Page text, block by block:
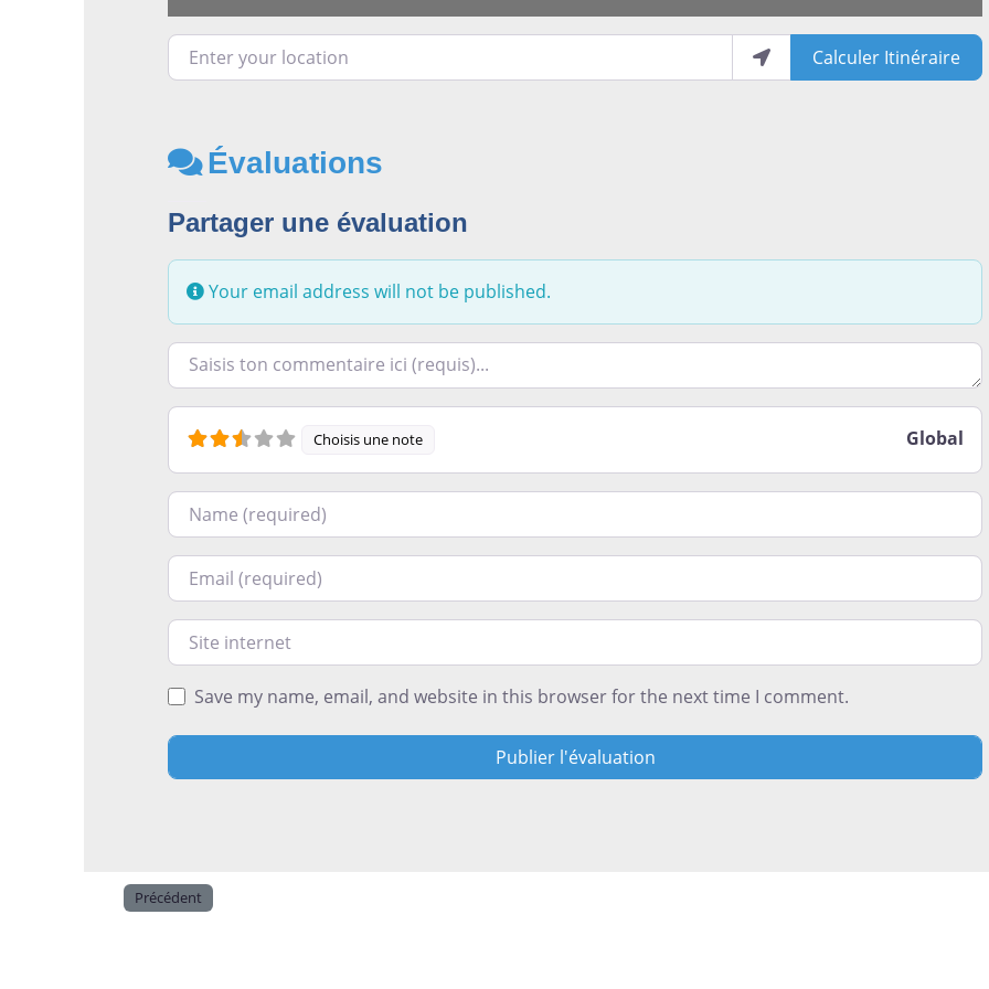
Enter your location Calculer Itinéraire
Évaluations
Partager une évaluation
Your email address will not be published.
Racontez-nous ce que vous avez le plus et le moins aimé lors de votre expérience de vie ici.
Choisis une note Global
Nom
Courriel
Site internet
Save my name, email, and website in this browser for the next time I comment.
Précédent